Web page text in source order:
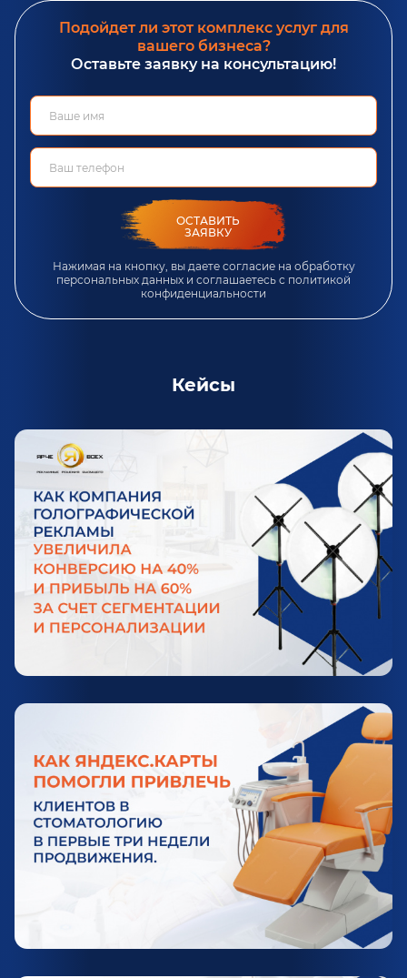
Подойдет ли этот комплекс услуг для
вашего бизнеса?
Оставьте заявку на консультацию!
ОСТАВИТЬ
ЗАЯВКУ
Нажимая на кнопку, вы даете согласие на обработку
персональных данных и соглашаетесь c политикой
конфиденциальности
Кейсы